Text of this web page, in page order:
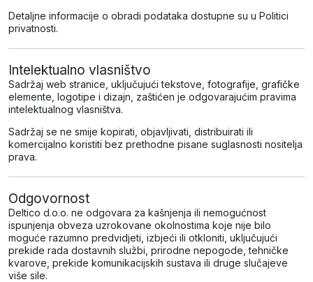
Detaljne informacije o obradi podataka dostupne su u Politici
privatnosti.
Intelektualno vlasništvo
Sadržaj web stranice, uključujući tekstove, fotografije, grafičke
elemente, logotipe i dizajn, zaštićen je odgovarajućim pravima
intelektualnog vlasništva.
Sadržaj se ne smije kopirati, objavljivati, distribuirati ili
komercijalno koristiti bez prethodne pisane suglasnosti nositelja
prava.
Odgovornost
Deltico d.o.o. ne odgovara za kašnjenja ili nemogućnost
ispunjenja obveza uzrokovane okolnostima koje nije bilo
moguće razumno predvidjeti, izbjeći ili otkloniti, uključujući
prekide rada dostavnih službi, prirodne nepogode, tehničke
kvarove, prekide komunikacijskih sustava ili druge slučajeve
više sile.